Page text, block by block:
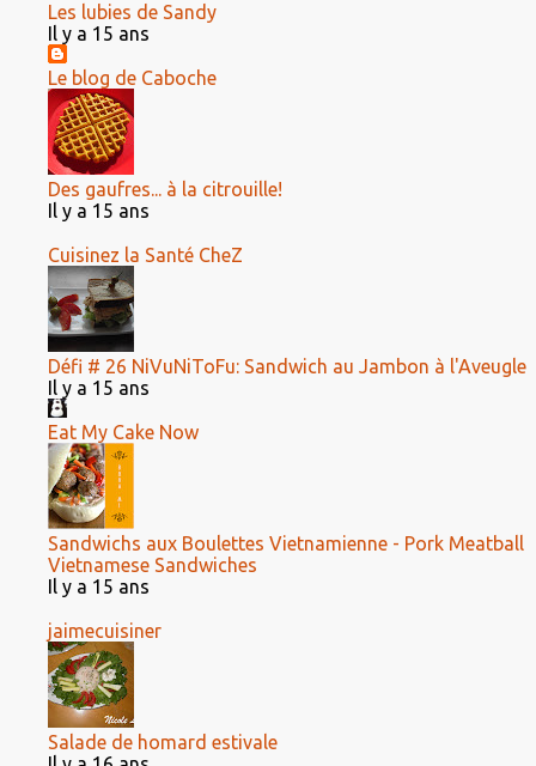
Les lubies de Sandy
Il y a 15 ans
Le blog de Caboche
Des gaufres... à la citrouille!
Il y a 15 ans
Cuisinez la Santé CheZ
Défi # 26 NiVuNiToFu: Sandwich au Jambon à l'Aveugle
Il y a 15 ans
Eat My Cake Now
Sandwichs aux Boulettes Vietnamienne - Pork Meatball
Vietnamese Sandwiches
Il y a 15 ans
jaimecuisiner
Salade de homard estivale